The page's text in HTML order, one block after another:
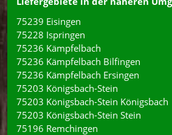
75239 Eisingen
75228 Ispringen
75236 Kämpfelbach
75236 Kämpfelbach Bilfingen
75236 Kämpfelbach Ersingen
75203 Königsbach-Stein
75203 Königsbach-Stein Königsbach
75203 Königsbach-Stein Stein
75196 Remchingen